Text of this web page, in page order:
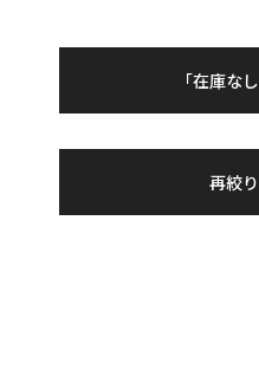
「在庫な
再絞